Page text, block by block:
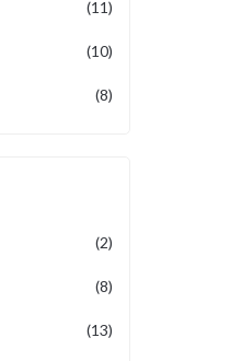
(11)
(10)
(8)
(2)
(8)
(13)